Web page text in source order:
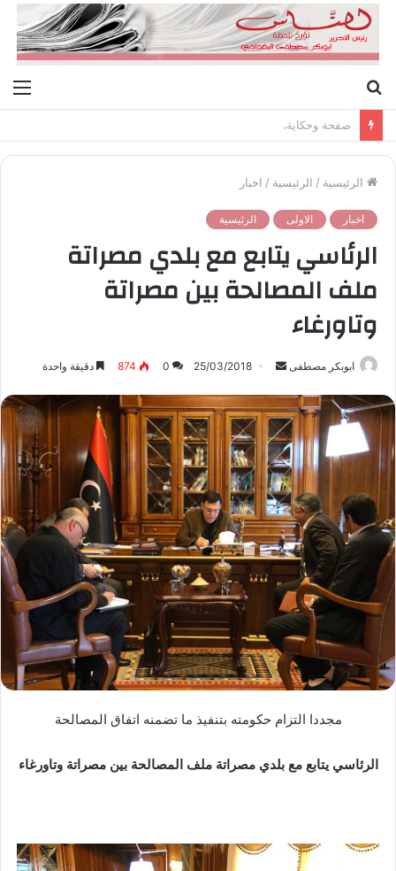
عن
صفحة وحكاية،
الرئيسية / الرئيسية / اخبار
اخبار الاولى الرئيسية
الرئاسي يتابع مع بلدي مصراتة
ملف المصالحة بين مصراتة
وتاورغاء
ابوبكر مصطفى
س
ل
ب
ر
ي
د
ا
إ
ل
ت
ر
و
ن
25/03/2018
0
874 دقيقة واحدة
مجددا التزام حكومته بتنفيذ ما تضمنه اتفاق المصالحة
الرئاسي يتابع مع بلدي مصراتة ملف المصالحة بين مصراتة وتاورغاء